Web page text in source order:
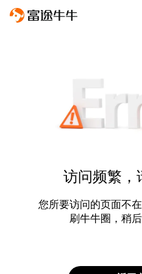
访问频繁，
您所要访问的页面不
刷牛牛圈，稍